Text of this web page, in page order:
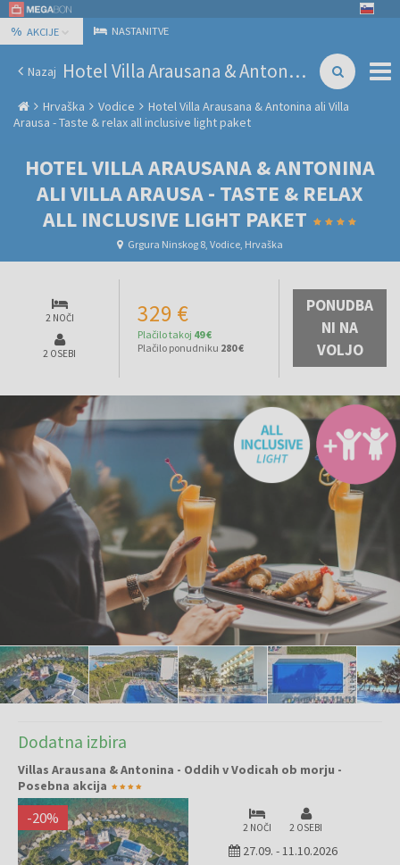
% AKCIJE NASTANITVE
Nazaj Hotel Villa Arausana & Antonina ali Villa Arausa - Taste & relax all inclusive light paket
Hrvaška Vodice
Hotel Villa Arausana & Antonina ali Villa
Arausa - Taste & relax all inclusive light paket
HOTEL VILLA ARAUSANA & ANTONINA
ALI VILLA ARAUSA - TASTE & RELAX
ALL INCLUSIVE LIGHT PAKET
Grgura Ninskog 8, Vodice, Hrvaška
2 NOČI
2 OSEBI
329 €
Plačilo takoj 49 €
Plačilo ponudniku 280 €
PONUDBA
NI NA
VOLJO
Dodatna izbira
Villas Arausana & Antonina - Oddih v Vodicah ob morju -
Posebna akcija
-20% 2 NOČI 2 OSEBI
27.09. -11.10.2026